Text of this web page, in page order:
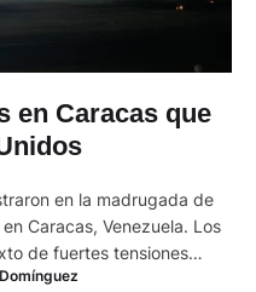
en Caracas que
en la madrugada de
Caracas, Venezuela. Los
de fuertes tensiones
De acuerdo a los primeros